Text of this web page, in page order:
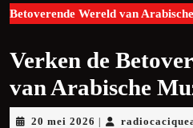
Betoverende Wereld van
Verken de
van Arabische
20 mei 2026 20